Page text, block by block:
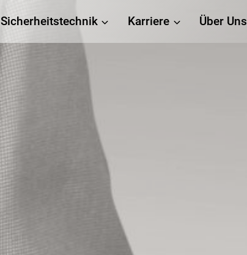
Sicherheitstechnik Karriere Über Uns